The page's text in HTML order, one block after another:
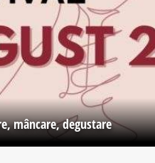
mâncare, degustare